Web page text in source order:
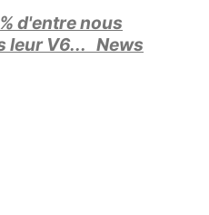
d'entre nous
leur V6... News